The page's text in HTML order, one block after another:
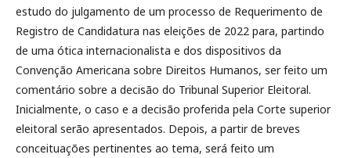
estudo do julgamento de um processo de Requerimento de
Registro de Candidatura nas eleições de 2022 para, partindo
de uma ótica internacionalista e dos dispositivos da
Convenção Americana sobre Direitos Humanos, ser feito um
comentário sobre a decisão do Tribunal Superior Eleitoral.
Inicialmente, o caso e a decisão proferida pela Corte superior
eleitoral serão apresentados. Depois, a partir de breves
conceituações pertinentes ao tema, será feito um